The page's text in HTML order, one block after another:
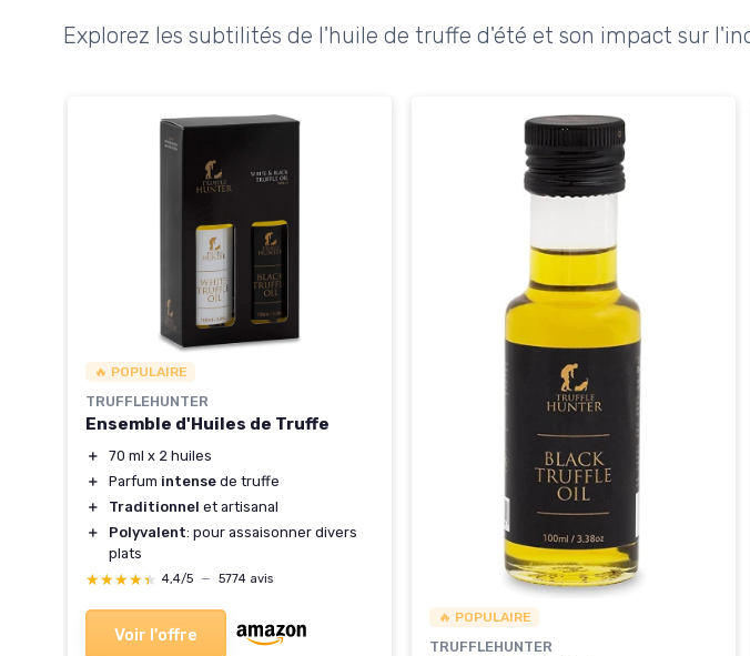
Explorez les subtilités de l'huile de truffe d'été et son impact sur
🔥 POPULAIRE
TRUFFLEHUNTER
Ensemble d'Huiles de Truffe
＋
70 ml x 2 huiles
＋
Parfum intense de truffe
＋
Traditionnel et artisanal
＋
Polyvalent: pour assaisonner divers
plats
★★★★★
★★★★★ 4,4/5 — 5774 avis
Voir l'offre
🔥 POPULAIRE
TRUFFLEHUNTER